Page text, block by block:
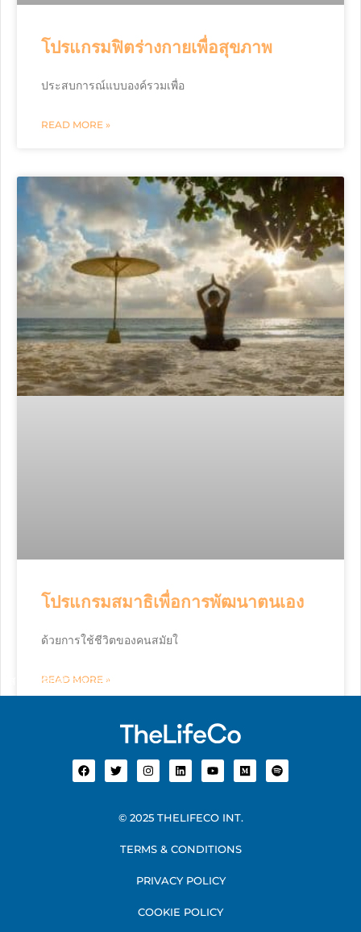
โปรแกรมฟิตร่างกายเพื่อสุขภาพ
ประสบการณ์แบบองค์รวมเพื่อ
READ MORE »
โปรแกรมสมาธิเพื่อการพัฒนาตนเอง
ด้วยการใช้ชีวิตของคนสมัยใ
READ MORE »
สมัครรับข่าวสารจากเรา
© 2025 THELIFECO INT.
TERMS & CONDITIONS
PRIVACY POLICY
COOKIE POLICY